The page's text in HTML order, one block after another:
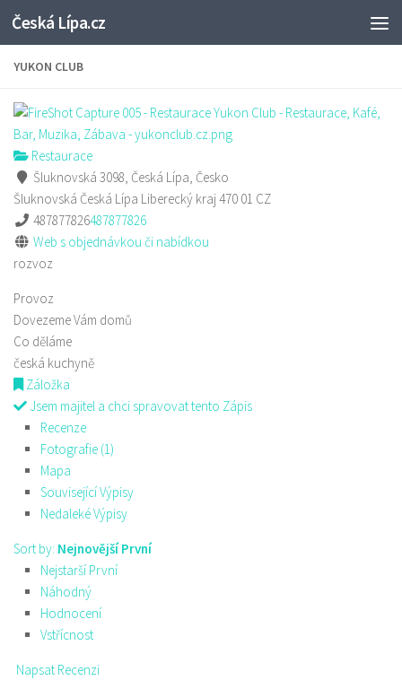
Skip to content
Česká Lípa.cz
YUKON CLUB
Restaurace
Šluknovská 3098, Česká Lípa, Česko
Šluknovská Česká Lípa Liberecký kraj470 01 CZ
487877826487877826
Web s objednávkou či nabídkou
rozvoz
Provoz
Dovezeme Vám domů
Co děláme
česká kuchyně
Záložka
Jsem majitel a chci spravovat tento Zápis
Recenze
Fotografie (1)
Mapa
Související Výpisy
Nedaleké Výpisy
Sort by: Nejnovější První
Nejstarší První
Náhodný
Hodnocení
Vstřícnost
Napsat Recenzi